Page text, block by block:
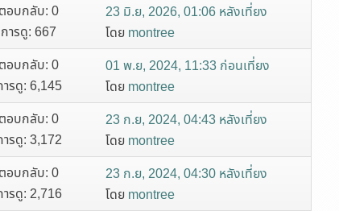
ตอบกลับ: 0
การดู: 667
23 มิ.ย, 2026, 01:06 หลังเที่ยง
โดย montree
ตอบกลับ: 0
ารดู: 6,145
01 พ.ย, 2024, 11:33 ก่อนเที่ยง
โดย montree
ตอบกลับ: 0
ารดู: 3,172
23 ก.ย, 2024, 04:43 หลังเที่ยง
โดย montree
ตอบกลับ: 0
ารดู: 2,716
23 ก.ย, 2024, 04:30 หลังเที่ยง
โดย montree